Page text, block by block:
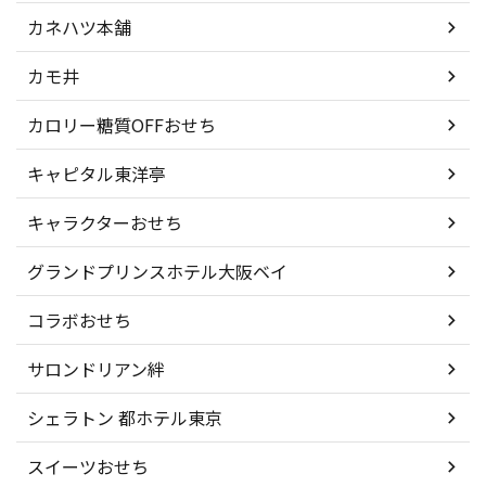
カネハツ本舗
カモ井
カロリー糖質OFFおせち
キャピタル東洋亭
キャラクターおせち
グランドプリンスホテル大阪ベイ
コラボおせち
サロンドリアン絆
シェラトン 都ホテル東京
スイーツおせち